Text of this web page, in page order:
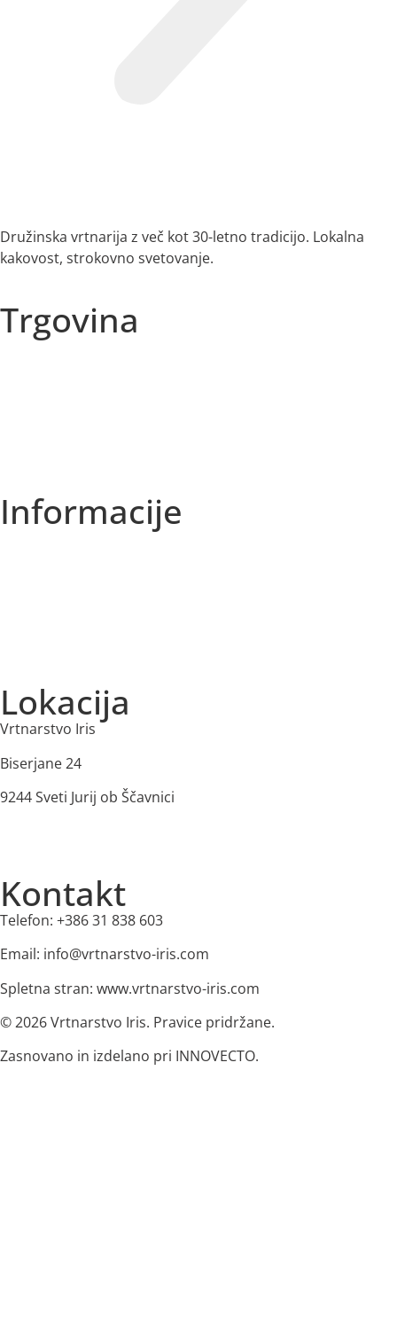
Družinska vrtnarija z več kot 30-letno tradicijo. Lokalna
kakovost, strokovno svetovanje.
Trgovina
Informacije
Lokacija
Vrtnarstvo Iris
Biserjane 24
9244 Sveti Jurij ob Ščavnici
Kontakt
Telefon: +386 31 838 603
Email: info@vrtnarstvo-iris.com
Spletna stran: www.vrtnarstvo-iris.com
© 2026 Vrtnarstvo Iris. Pravice pridržane.
Zasnovano in izdelano pri INNOVECTO.